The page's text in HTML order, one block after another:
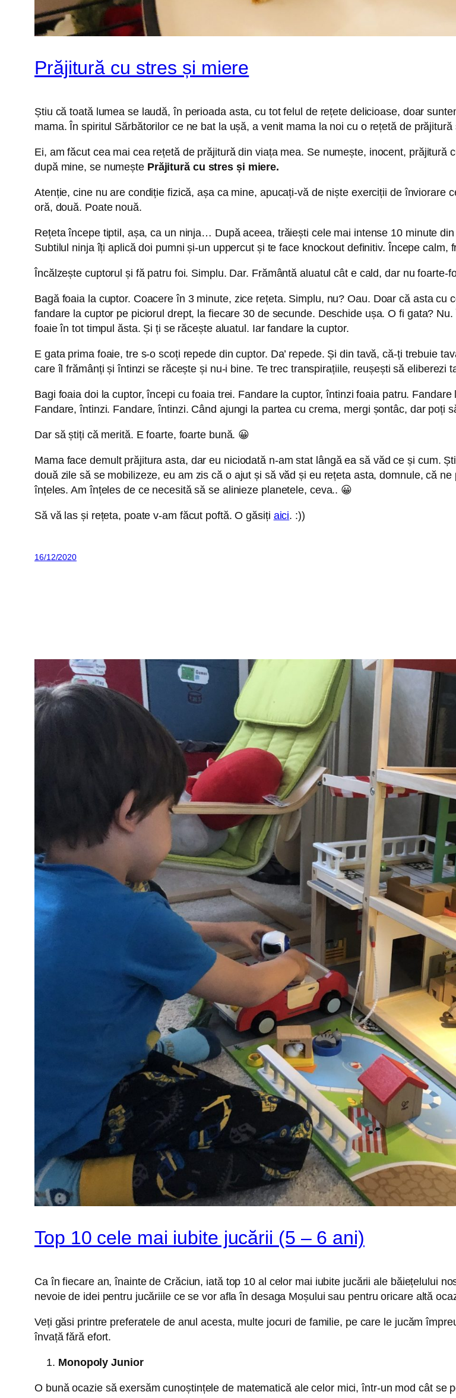
Prăjitură cu stres și miere
Știu că toată lumea se laudă, în perioada asta, cu tot felul de rețete delicioase, doar
mama. În spiritul Sărbătorilor ce ne bat la ușă, a venit mama la noi cu o rețetă de
Ei, am făcut cea mai cea rețetă de prăjitură din viața mea. Se numește, inocent,
după mine, se numește Prăjitură cu stres și miere.
Atenție, cine nu are condiție fizică, așa ca mine, apucați-vă de niște exerciții de înviorare
oră, două. Poate nouă.
Rețeta începe tiptil, așa, ca un ninja… După aceea, trăiești cele mai intense 10 minute
Subtilul ninja îți aplică doi pumni și-un uppercut și te face knockout definitiv. Începe calm,
Încălzește cuptorul și fă patru foi. Simplu. Dar. Frământă aluatul cât e cald, dar nu
Bagă foaia la cuptor. Coacere în 3 minute, zice rețeta. Simplu, nu? Oau. Doar că asta
fandare la cuptor pe piciorul drept, la fiecare 30 de secunde. Deschide ușa. O fi gata?
foaie în tot timpul ăsta. Și ți se răcește aluatul. Iar fandare la cuptor.
E gata prima foaie, tre s-o scoți repede din cuptor. Da’ repede. Și din tavă, că-ți trebuie
care îl frămânți și întinzi se răcește și nu-i bine. Te trec transpirațiile, reușești să eliberezi
Bagi foaia doi la cuptor, începi cu foaia trei. Fandare la cuptor, întinzi foaia patru.
Fandare, întinzi. Fandare, întinzi. Când ajungi la partea cu crema, mergi șontâc, dar poți
Dar să știți că merită. E foarte, foarte bună. 😀
Mama face demult prăjitura asta, dar eu niciodată n-am stat lângă ea să văd ce și cum.
două zile să se mobilizeze, eu am zis că o ajut și să văd și eu rețeta asta, domnule, că
înțeles. Am înțeles de ce necesită să se alinieze planetele, ceva.. 😀
Să vă las și rețeta, poate v-am făcut poftă. O găsiți aici. :))
16/12/2020
Top 10 cele mai iubite jucării (5 – 6 ani)
Ca în fiecare an, înainte de Crăciun, iată top 10 al celor mai iubite jucării ale băiețelului
nevoie de idei pentru jucăriile ce se vor afla în desaga Moșului sau pentru oricare altă
Veți găsi printre preferatele de anul acesta, multe jocuri de familie, pe care le jucăm
învață fără efort.
Monopoly Junior
O bună ocazie să exersăm cunoștințele de matematică ale celor mici, într-un mod cât se